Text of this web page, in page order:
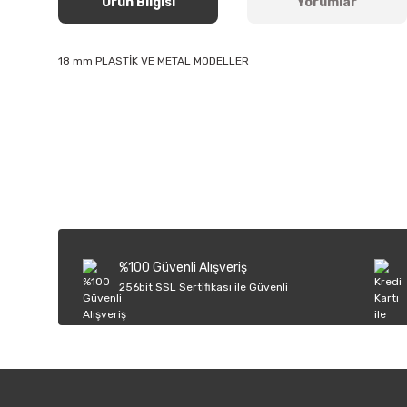
18 mm PLASTİK VE METAL MODELLER
Ürün fiyatı diğer sitelerden daha pahalı.
Bu ürüne benzer farklı alternatifler olmalı.
%100 Güvenli Alışveriş
256bit SSL Sertifikası ile Güvenli